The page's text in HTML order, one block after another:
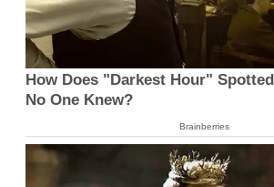
How Does "Darkest Hour"
No One Knew?
Brainberries